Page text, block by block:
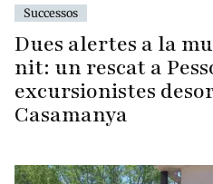
Successos
Dues alertes a la
nit: un rescat a
excursionistes
Casamanya